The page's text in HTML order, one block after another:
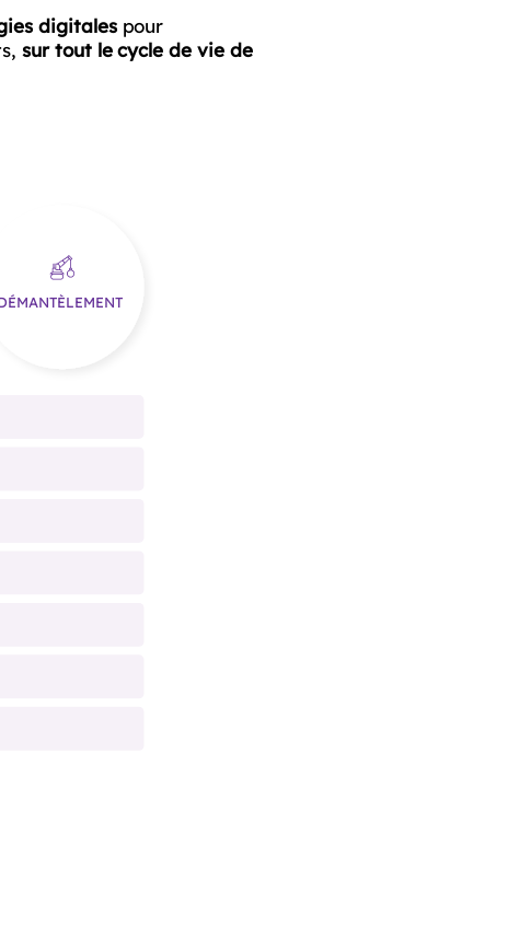
digitalespour
sur tout le cycle de vie de